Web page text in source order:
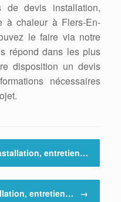
de devis installation,
à chaleur à Flers-En-
le faire via notre
répond dans les plus
disposition un devis
nécessaires
entretien…
entretien… →